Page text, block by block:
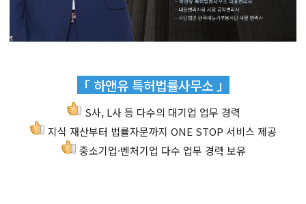
「 하앤유 특허법률사무소 」
S사, L사 등 다수의 대기업 업무 경력
지식 재산부터 법률자문까지 ONE STOP 서비스 제공
중소기업·벤처기업 다수 업무 경력 보유